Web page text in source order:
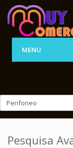
MENU
Pesquisa